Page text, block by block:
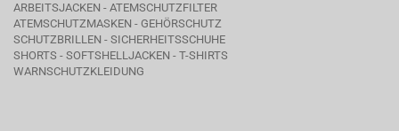
ARBEITSJACKEN - ATEMSCHUTZFILTER
ATEMSCHUTZMASKEN - GEHÖRSCHUTZ
SCHUTZBRILLEN - SICHERHEITSSCHUHE
SHORTS - SOFTSHELLJACKEN - T-SHIRTS
WARNSCHUTZKLEIDUNG